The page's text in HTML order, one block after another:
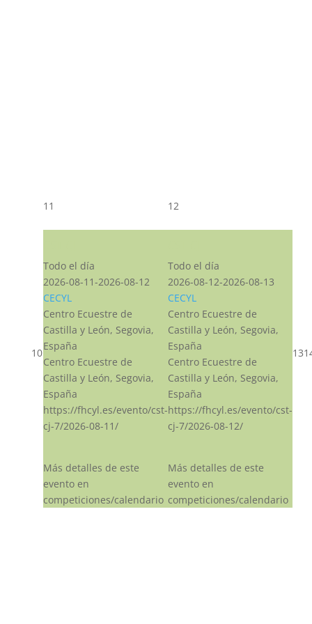
10
11
Todo el día
2026-08-11-2026-08-12
CECYL
Centro Ecuestre de
Castilla y León, Segovia,
España
Centro Ecuestre de
Castilla y León, Segovia,
España
https://fhcyl.es/evento/cst-
cj-7/2026-08-11/
Más detalles de este
evento en
competiciones/calendario
12
Todo el día
2026-08-12-2026-08-13
CECYL
Centro Ecuestre de
Castilla y León, Segovia,
España
Centro Ecuestre de
Castilla y León, Segovia,
España
https://fhcyl.es/evento/cst-
cj-7/2026-08-12/
Más detalles de este
evento en
competiciones/calendario
13